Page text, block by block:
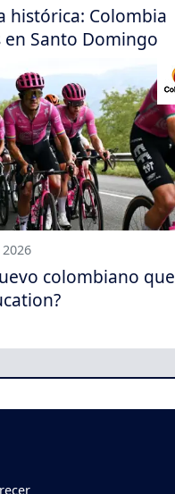
histórica: Colombia
Santo Domingo
colombiano que